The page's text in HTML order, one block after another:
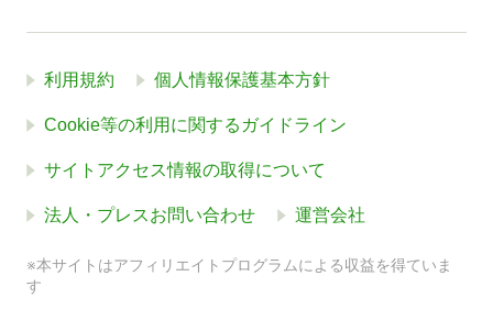
利用規約 個人情報保護基本方針
Cookie等の利用に関するガイドライン
サイトアクセス情報の取得について
法人・プレスお問い合わせ 運営会社
※本サイトはアフィリエイトプログラムによる収益を得ていま
す